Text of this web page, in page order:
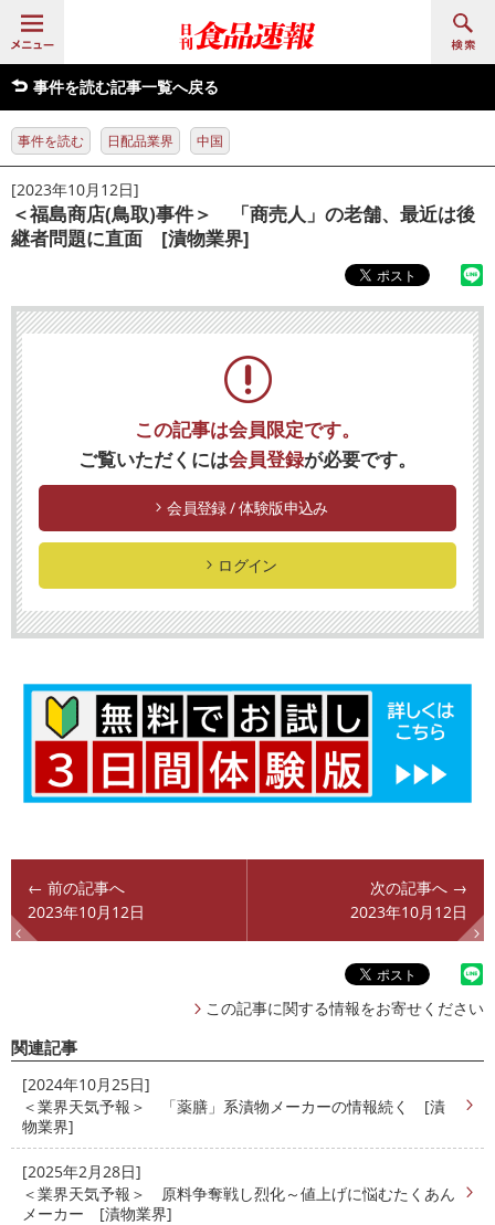
事件を読む記事一覧へ戻る
事件を読む 日配品業界 中国
[2023年10月12日]
＜福島商店(鳥取)事件＞ 「商売人」の老舗、最近は後
継者問題に直面 [漬物業界]
この記事は会員限定です。
ご覧いただくには会員登録が必要です。
会員登録 / 体験版申込み
ログイン
← 前の記事へ
2023年10月12日
次の記事へ →
2023年10月12日
この記事に関する情報をお寄せください
関連記事
[2024年10月25日]
＜業界天気予報＞ 「薬膳」系漬物メーカーの情報続く [漬
物業界]
[2025年2月28日]
＜業界天気予報＞ 原料争奪戦し烈化～値上げに悩むたくあん
メーカー [漬物業界]